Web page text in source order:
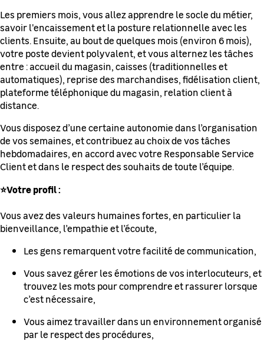
Les premiers mois, vous allez apprendre le socle du métier,
savoir l'encaissement et la posture relationnelle avec les
clients. Ensuite, au bout de quelques mois (environ 6 mois),
votre poste devient polyvalent, et vous alternez les tâches
entre : accueil du magasin, caisses (traditionnelles et
automatiques), reprise des marchandises, fidélisation client,
plateforme téléphonique du magasin, relation client à
distance.
Vous disposez d’une certaine autonomie dans l’organisation
de vos semaines, et contribuez au choix de vos tâches
hebdomadaires, en accord avec votre Responsable Service
Client et dans le respect des souhaits de toute l’équipe.
⭐Votre profil :
Vous avez des valeurs humaines fortes, en particulier la
bienveillance, l’empathie et l’écoute,
Les gens remarquent votre facilité de communication,
Vous savez gérer les émotions de vos interlocuteurs, et
trouvez les mots pour comprendre et rassurer lorsque
c’est nécessaire,
Vous aimez travailler dans un environnement organisé
par le respect des procédures,